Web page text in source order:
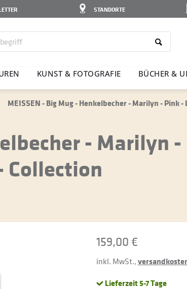
STANDORTE
KUNST & FOTO­GRAFIE BÜCHER &
MEISSEN - Big Mug - Henkelbecher - Marilyn - Pink
- Marilyn
Collection
159,00 €
inkl. MwSt.,
Lieferzeit 5-7 Tage